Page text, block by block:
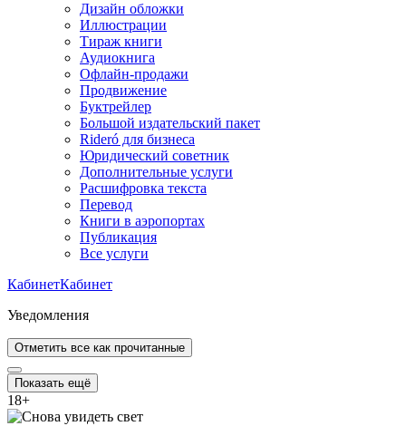
Дизайн обложки
Иллюстрации
Тираж книги
Аудиокнига
Офлайн-продажи
Продвижение
Буктрейлер
Большой издательский пакет
Rideró для бизнеса
Юридический советник
Дополнительные услуги
Расшифровка текста
Перевод
Книги в аэропортах
Публикация
Все услуги
КабинетКабинет
Уведомления
Отметить все как прочитанные
Показать ещё
18+